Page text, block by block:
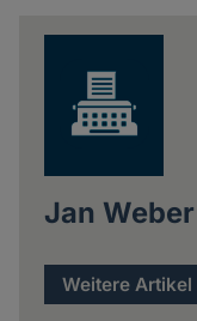
Jan Weber
Weitere